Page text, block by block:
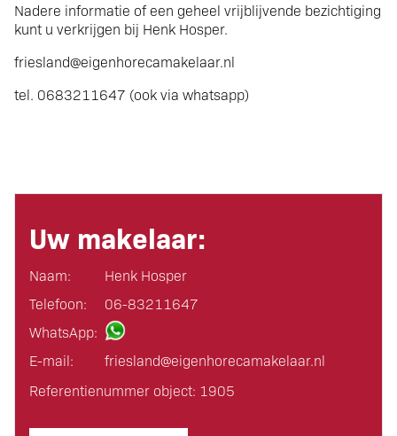
Nadere informatie of een geheel vrijblijvende bezichtiging
kunt u verkrijgen bij Henk Hosper.
friesland@eigenhorecamakelaar.nl
tel. 0683211647 (ook via whatsapp)
Uw makelaar:
Naam:
Henk Hosper
Telefoon:
06-83211647
WhatsApp:
E-mail:
friesland@eigen­horeca­makelaar.nl
Referentienummer object: 1905